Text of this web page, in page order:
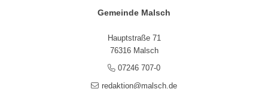
Gemeinde Malsch
Hauptstraße 71
76316 Malsch
07246 707-0
redaktion@malsch.de